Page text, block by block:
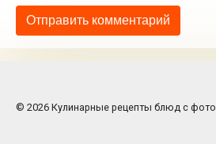
© 2026 Кулинарные рецепты блюд с фото